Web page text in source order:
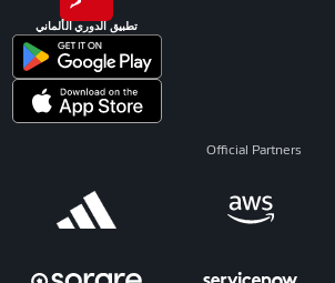
تطبيق الدوري الألماني
Official Partners